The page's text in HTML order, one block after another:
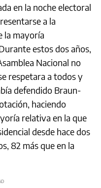
en la noche electoral
a la
la mayoría
estos dos años,
Nacional no
respetara a todos y
defendido Braun-
haciendo
relativa en la que
desde hace dos
82 más que en la